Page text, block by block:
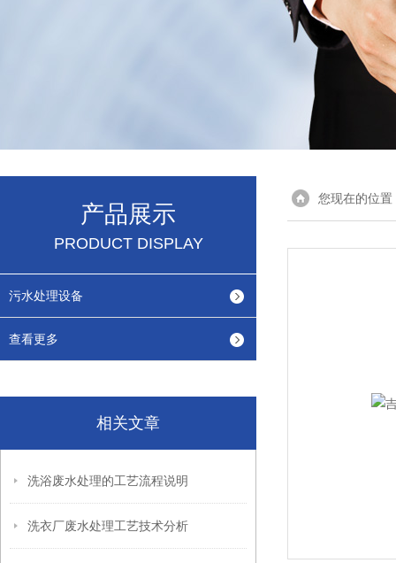
产品展示
PRODUCT DISPLAY
污水处理设备
查看更多
相关文章
洗浴废水处理的工艺流程说明
洗衣厂废水处理工艺技术分析
您现在的位置